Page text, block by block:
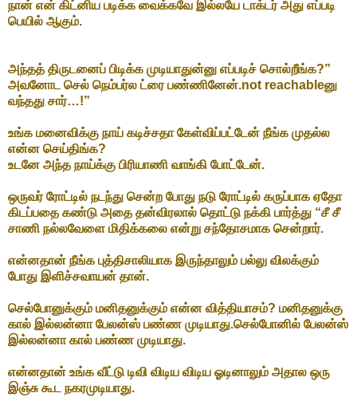
நான் என் கிட்னிய படிக்க வைக்கவே இல்லயே டாக்டர் அது எப்படி
பெயில் ஆகும்.
அந்தத் திருடனைப் பிடிக்க முடியாதுன்னு எப்படிச் சொல்றீங்க?”
அவனோட செல் நெம்பர்ல ட்ரை பண்ணினேன்.not reachableனு
வந்தது சார்…!”
உங்க மனைவிக்கு நாய் கடிச்சதா கேள்விப்பட்டேன் நீங்க முதல்ல
என்ன செய்திங்க?
உடனே அந்த நாய்க்கு பிரியாணி வாங்கி போட்டேன்.
ஒருவர் ரோட்டில் நடந்து சென்ற போது நடு ரோட்டில் கருப்பாக ஏதோ
கிடப்பதை கண்டு அதை தன்விரலால் தொட்டு நக்கி பார்த்து “சீ சீ
சாணி நல்லவேளை மிதிக்கலை என்று சந்தோசமாக சென்றார்.
என்னதான் நீங்க புத்திசாலியாக இருந்தாலும் பல்லு விலக்கும்
போது இளிச்சவாயன் தான்.
செல்போனுக்கும் மனிதனுக்கும் என்ன வித்தியாசம்? மனிதனுக்கு
கால் இல்லன்னா பேலன்ஸ் பண்ண முடியாது.செல்போனில் பேலன்ஸ்
இல்லன்னா கால் பண்ண முடியாது.
என்னதான் உங்க வீட்டு டிவி விடிய விடிய ஓடினாலும் அதால ஒரு
இஞ்சு கூட நகரமுடியாது.